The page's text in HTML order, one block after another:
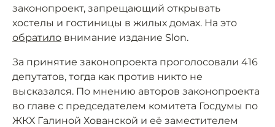
законопроект, запрещающий открывать
хостелы и гостиницы в жилых домах. На это
обратило внимание издание Slon.
За принятие законопроекта проголосовали 416
депутатов, тогда как против никто не
высказался. По мнению авторов законопроекта
во главе с председателем комитета Госдумы по
ЖКХ Галиной Хованской и её заместителем